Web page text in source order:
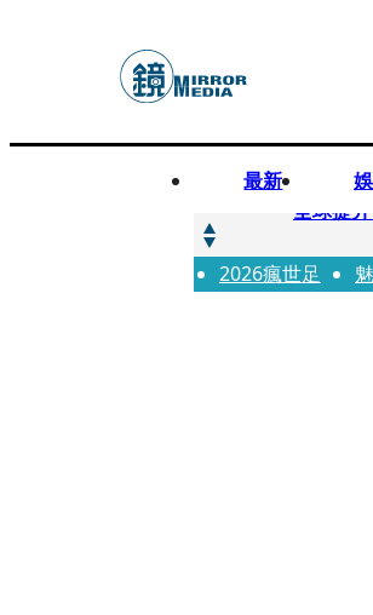
最新
快訊
全球提
快訊
又要不
2026瘋世足